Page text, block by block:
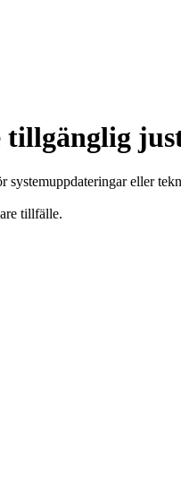
tillgänglig
systemuppdateringar eller
tillfälle.